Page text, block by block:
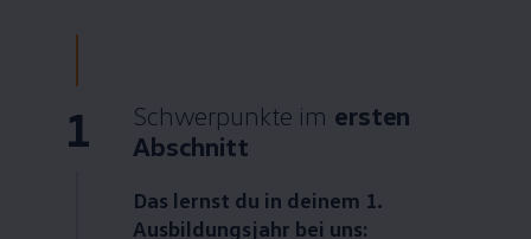
1 Schwerpunkte im ersten
Abschnitt
Das lernst du in deinem 1.
Ausbildungsjahr bei uns: